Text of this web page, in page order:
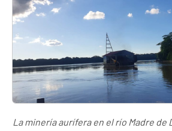
La minería aurífera en el río Madre de